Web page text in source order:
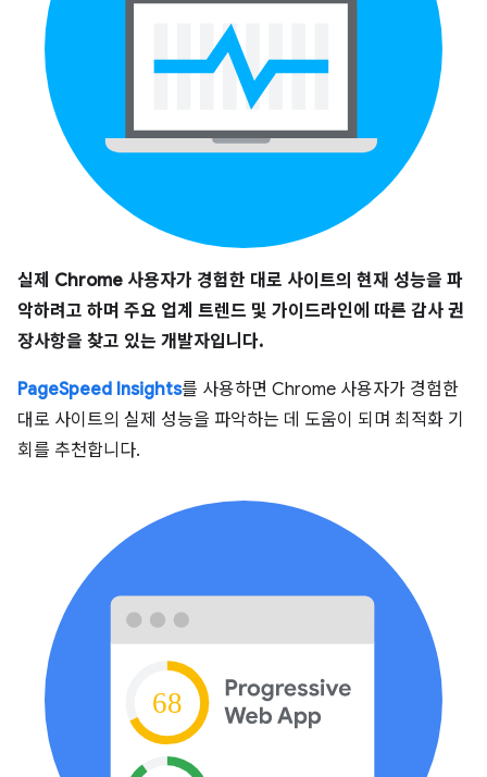
실제 Chrome 사용자가 경험한 대로 사이트의 현재 성능을 파
악하려고 하며 주요 업계 트렌드 및 가이드라인에 따른 감사 권
장사항을 찾고 있는 개발자입니다.
PageSpeed Insights를 사용하면 Chrome 사용자가 경험한
대로 사이트의 실제 성능을 파악하는 데 도움이 되며 최적화 기
회를 추천합니다.